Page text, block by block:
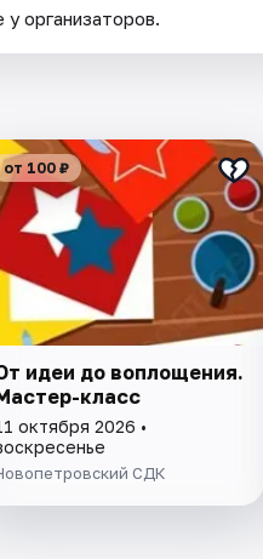
у организаторов.
от 100 ₽
идеи до воплощения.
класс
октября 2026 •
СДК